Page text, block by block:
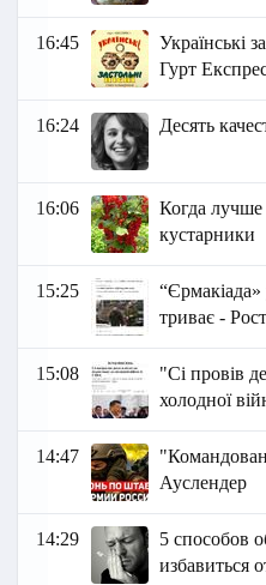
16:45
Українські
Гурт
16:24 Десять
16:06
Когда лучше
кустарники
15:25
триває -
15:08
"Сі провів
холодної
14:47
Ауслендер
14:29
5 способов
избавиться